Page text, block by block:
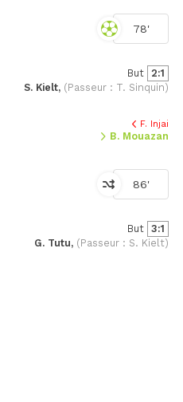
78'
But 2:1
S. Kielt, (Passeur : T. Sinquin)
F. Injai
B. Mouazan
86'
But 3:1
G. Tutu, (Passeur : S. Kielt)